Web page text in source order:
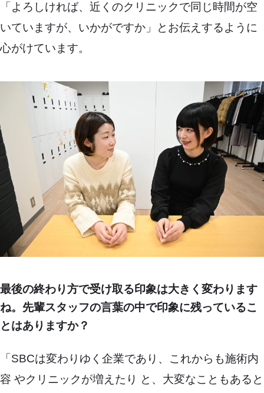
「よろしければ、近くのクリニックで同じ時間が空
いていますが、いかがですか」とお伝えするように
心がけています。
最後の終わり方で受け取る印象は大きく変わります
ね。先輩スタッフの言葉の中で印象に残っているこ
とはありますか？
「SBCは変わりゆく企業であり、これからも施術内
容 やクリニックが増えたり と、大変なこともあると